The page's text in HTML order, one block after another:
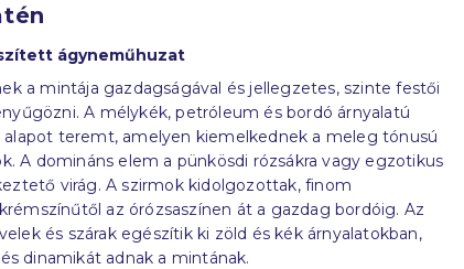
ágyneműhuzat
a mintája gazdagságával és jellegzetes, szinte festői
A mélykék, petróleum és bordó árnyalatú
teremt, amelyen kiemelkednek a meleg tónusú
A domináns elem a pünkösdi rózsákra vagy egzotikus
virág. A szirmok kidolgozottak, finom
az órózsaszínen át a gazdag bordóig. Az
és szárak egészítik ki zöld és kék árnyalatokban,
dinamikát adnak a mintának.